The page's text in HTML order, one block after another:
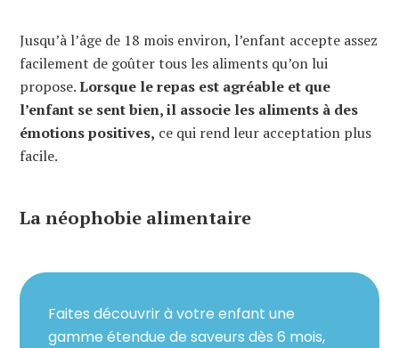
Jusqu’à l’âge de 18 mois environ, l’enfant accepte assez
facilement de goûter tous les aliments qu’on lui
propose.Lorsque le repas est agréable et que
l’enfant se sent bien, il associe les aliments à des
émotions positives, ce qui rend leur acceptation plus
facile.
La néophobie alimentaire
Faites découvrir à votre enfant une
gamme étendue de saveurs dès 6 mois,